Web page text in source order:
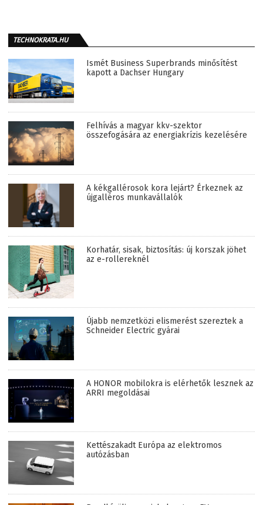
TECHNOKRATA.HU
Ismét Business Superbrands minősítést
kapott a Dachser Hungary
Felhívás a magyar kkv-szektor
összefogására az energiakrízis kezelésére
A kékgallérosok kora lejárt? Érkeznek az
újgalléros munkavállalók
Korhatár, sisak, biztosítás: új korszak jöhet
az e-rollereknél
Újabb nemzetközi elismerést szereztek a
Schneider Electric gyárai
A HONOR mobilokra is elérhetők lesznek az
ARRI megoldásai
Kettészakadt Európa az elektromos
autózásban